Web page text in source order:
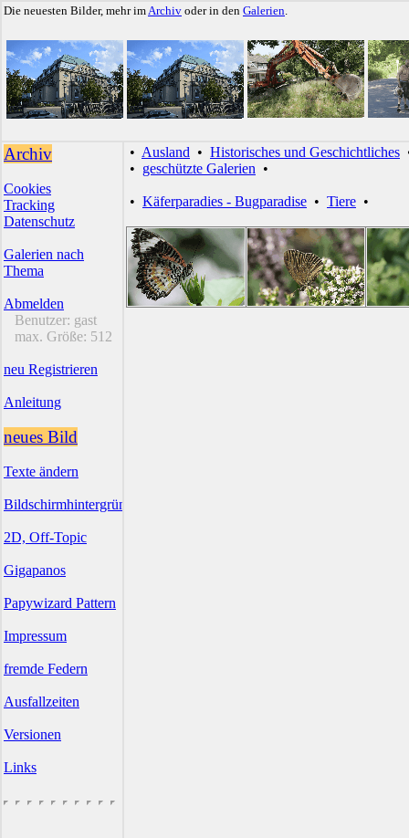
Die neuesten Bilder, mehr imArchiv oder in den Galerien.
Archiv
Cookies
Tracking
Datenschutz
Galerien nach
Thema
Abmelden
Benutzer: gast
max. Größe: 512
neu Registrieren
Anleitung
neues Bild
Texte ändern
Bildschirmhintergründe
2D, Off-Topic
Gigapanos
Papywizard Pattern
Impressum
fremde Federn
Ausfallzeiten
Versionen
Links
• Ausland • Historisches und Geschichtliches
• geschützte Galerien •
• Käferparadies - Bugparadise • Tiere •